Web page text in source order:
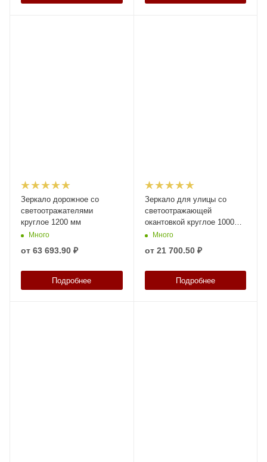
Зеркало дорожное со
светоотражателями
круглое 1200 мм
Много
от 63 693.90 ₽
Подробнее
Зеркало для улицы со
светоотражающей
окантовкой круглое 1000
ммМного
от 21 700.50 ₽
Подробнее